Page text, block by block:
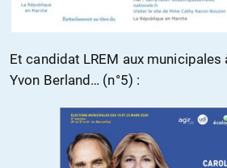
Et candidat LREM aux municipales
Yvon Berland… (n°5) :